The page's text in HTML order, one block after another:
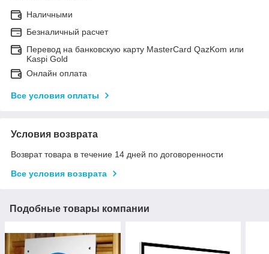
Наличными
Безналичный расчет
Перевод на банковскую карту MasterCard QazKom или
Kaspi Gold
Онлайн оплата
Все условия оплаты
Условия возврата
Возврат товара в течение 14 дней по договоренности
Все условия возврата
Подобные товары компании